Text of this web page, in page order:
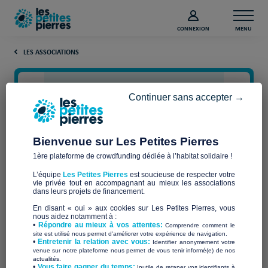
CONNEXION MENU
LES ASSOCIATIONS
ASSOCIATION DEVENIR
Qui sommes-nous ?
Bienvenue sur Les Petites Pierres
1ère plateforme de crowdfunding dédiée à l’habitat solidaire !
L’équipe Les Petites Pierres est soucieuse de respecter votre
vie privée tout en accompagnant au mieux les associations
dans leurs projets de financement.
En disant « oui » aux cookies sur Les Petites Pierres, vous
nous aidez notamment à :
• Répondre au mieux à vos attentes:Comprendre comment le
site est utilisé nous permet d'améliorer votre expérience de navigation.
•Entretenir la relation avec vous: Identifier anonymement votre
venue sur notre plateforme nous permet de vous tenir informé(e) de nos
actualités.
Continuer sans accepter →